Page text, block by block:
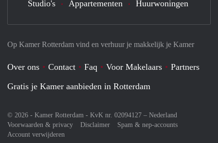
Op Kamer Rotterdam vind en verhuur je makkelijk je Kamer
Over ons Contact Faq Voor Makelaars
Partners
Gratis je Kamer aanbieden in Rotterdam
© 2026 - Kamer Rotterdam - KvK nr. 02094127 – Nederland
Voorwaarden & privacy
Disclaimer
Spam & nep-accounts
Account verwijderen
Studio's Appartementen Huurwoningen